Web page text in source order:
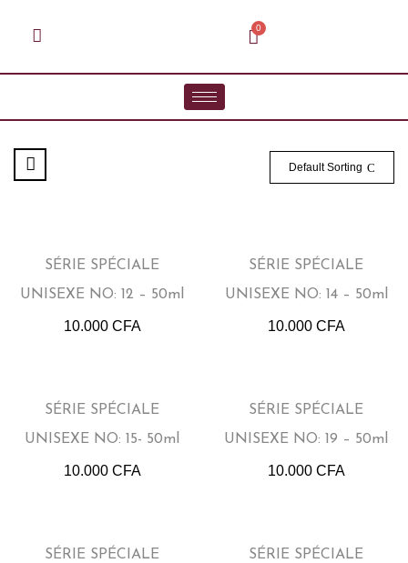
Default Sorting
SÉRIE SPÉCIALE
UNISEXE NO: 12 – 50ml
10.000 CFA
SÉRIE SPÉCIALE
UNISEXE NO: 14 – 50ml
10.000 CFA
SÉRIE SPÉCIALE
UNISEXE NO: 15- 50ml
10.000 CFA
SÉRIE SPÉCIALE
UNISEXE NO: 19 – 50ml
10.000 CFA
SÉRIE SPÉCIALE
SÉRIE SPÉCIALE